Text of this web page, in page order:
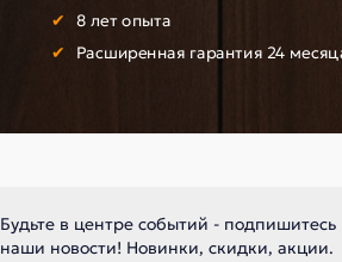
8 лет опыта
Расширенная гарантия 24
Будьте в центре событий - подпишитесь
наши новости! Новинки, скидки, акции.